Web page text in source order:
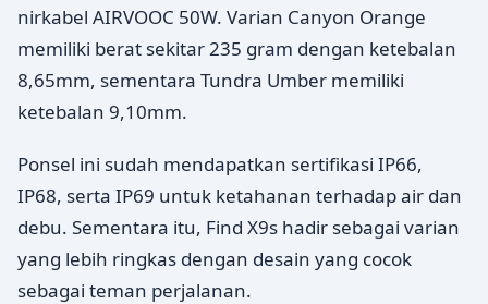
nirkabel AIRVOOC 50W. Varian Canyon Orange
memiliki berat sekitar 235 gram dengan ketebalan
8,65mm, sementara Tundra Umber memiliki
ketebalan 9,10mm.
Ponsel ini sudah mendapatkan sertifikasi IP66,
IP68, serta IP69 untuk ketahanan terhadap air dan
debu. Sementara itu, Find X9s hadir sebagai varian
yang lebih ringkas dengan desain yang cocok
sebagai teman perjalanan.